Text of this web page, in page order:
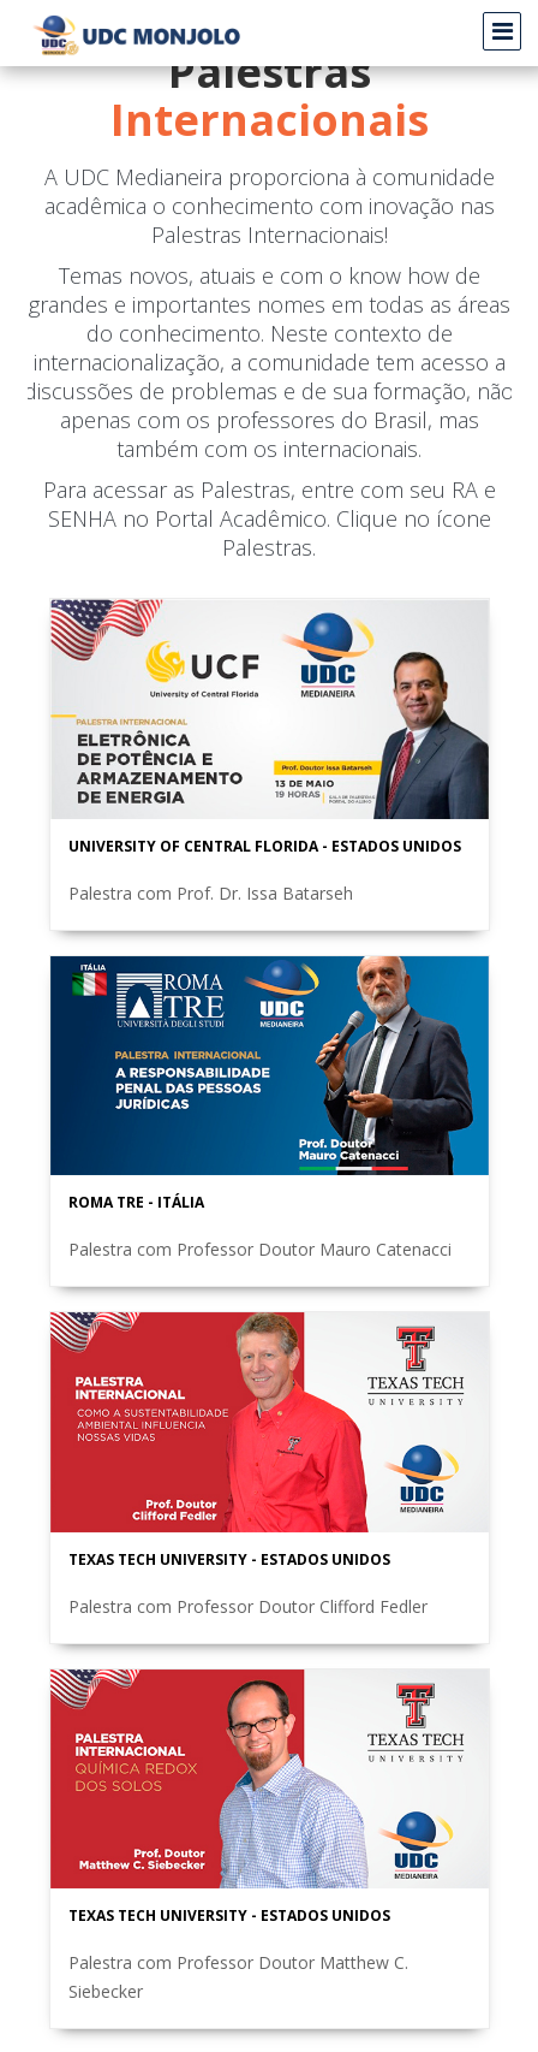
Palestras
Internacionais
A UDC Medianeira proporciona à comunidade
acadêmica o conhecimento com inovação nas
Palestras Internacionais!
Temas novos, atuais e com o know how de
grandes e importantes nomes em todas as áreas
do conhecimento. Neste contexto de
internacionalização, a comunidade tem acesso a
discussões de problemas e de sua formação, não
apenas com os professores do Brasil, mas
também com os internacionais.
Para acessar as Palestras, entre com seu RA e
SENHA no Portal Acadêmico. Clique no ícone
Palestras.
UNIVERSITY OF CENTRAL FLORIDA - ESTADOS UNIDOS
Palestra com Prof. Dr. Issa Batarseh
ROMA TRE - ITÁLIA
Palestra com Professor Doutor Mauro Catenacci
TEXAS TECH UNIVERSITY - ESTADOS UNIDOS
Palestra com Professor Doutor Clifford Fedler
TEXAS TECH UNIVERSITY - ESTADOS UNIDOS
Palestra com Professor Doutor Matthew C.
Siebecker